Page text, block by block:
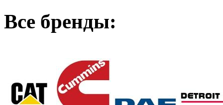
Все бренды: